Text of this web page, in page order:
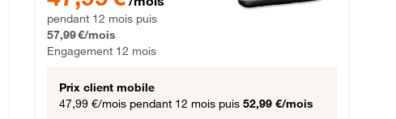
pendant 12 mois puis
57,99 €/mois
Engagement 12 mois
Prix client mobile
47,99 €/mois pendant 12 mois puis 52,99 €/mois